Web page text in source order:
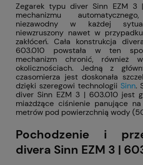
Zegarek typu diver Sinn EZM 3
mechanizmu
niezawodny w każdej
niewzruszony nawet w
zakłóceń. Cała konstrukcja
603.010 powstała w ten
mechanizm chronić, również
okolicznościach. Jedną z
czasomierza jest doskonała
dzięki szeregowi technologii Sinn.
diver Sinn EZM 3 | 603.010 jest
miażdżące ciśnienie panujące
metrów pod powierzchnią wody
Pochodzenie i
divera Sinn EZM 3 |